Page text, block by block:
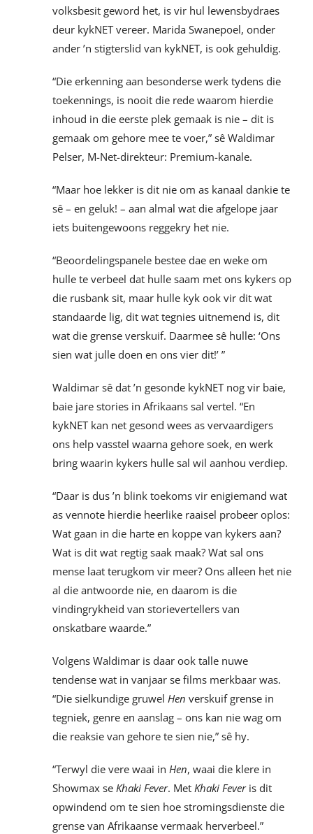
volksbesit geword het, is vir hul lewensbydraes
deur kykNET vereer. Marida Swanepoel, onder
ander ’n stigterslid van kykNET, is ook gehuldig.
“Die erkenning aan besonderse werk tydens die
toekennings, is nooit die rede waarom hierdie
inhoud in die eerste plek gemaak is nie – dit is
gemaak om gehore mee te voer,” sê Waldimar
Pelser, M-Net-direkteur: Premium-kanale.
“Maar hoe lekker is dit nie om as kanaal dankie te
sê – en geluk! – aan almal wat die afgelope jaar
iets buitengewoons reggekry het nie.
“Beoordelingspanele bestee dae en weke om
hulle te verbeel dat hulle saam met ons kykers op
die rusbank sit, maar hulle kyk ook vir dit wat
standaarde lig, dit wat tegnies uitnemend is, dit
wat die grense verskuif. Daarmee sê hulle: ‘Ons
sien wat julle doen en ons vier dit!’ ”
Waldimar sê dat ’n gesonde kykNET nog vir baie,
baie jare stories in Afrikaans sal vertel. “En
kykNET kan net gesond wees as vervaardigers
ons help vasstel waarna gehore soek, en werk
bring waarin kykers hulle sal wil aanhou verdiep.
“Daar is dus ’n blink toekoms vir enigiemand wat
as vennote hierdie heerlike raaisel probeer oplos:
Wat gaan in die harte en koppe van kykers aan?
Wat is dit wat regtig saak maak? Wat sal ons
mense laat terugkom vir meer? Ons alleen het nie
al die antwoorde nie, en daarom is die
vindingrykheid van storievertellers van
onskatbare waarde.”
Volgens Waldimar is daar ook talle nuwe
tendense wat in vanjaar se films merkbaar was.
“Die sielkundige gruwel Hen verskuif grense in
tegniek, genre en aanslag – ons kan nie wag om
die reaksie van gehore te sien nie,” sê hy.
“Terwyl die vere waai in Hen, waai die klere in
Showmax se Khaki Fever. Met Khaki Feveris dit
opwindend om te sien hoe stromingsdienste die
grense van Afrikaanse vermaak herverbeel.”